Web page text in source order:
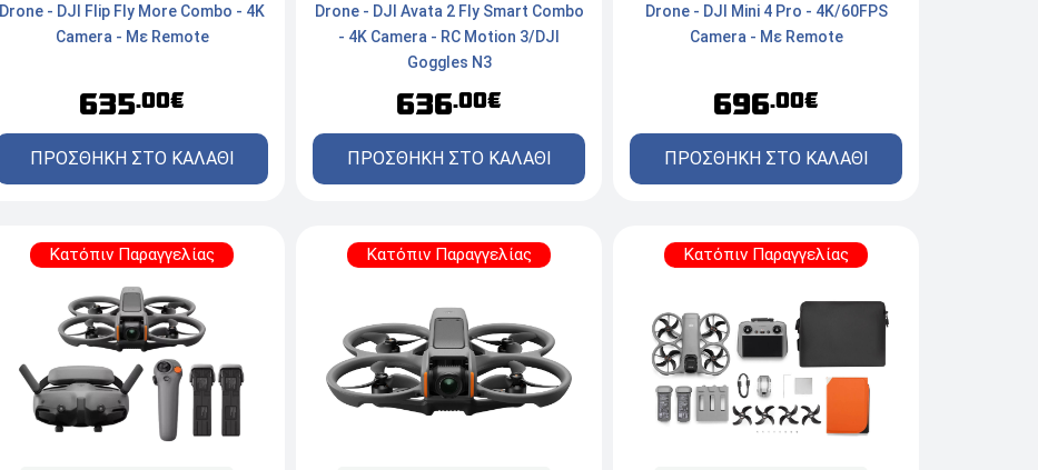
Drone - DJI Flip Fly More Combo - 4K
Camera - Με Remote
635.00€
ΠΡΟΣΘΗΚΗ ΣΤΟ ΚΑΛΑΘΙ
Drone - DJI Avata 2 Fly Smart Combo
- 4K Camera - RC Motion 3/DJI
Goggles N3
636.00€
ΠΡΟΣΘΗΚΗ ΣΤΟ ΚΑΛΑΘΙ
Drone - DJI Mini 4 Pro - 4K/60FPS
Camera - Με Remote
696.00€
ΠΡΟΣΘΗΚΗ ΣΤΟ ΚΑΛΑΘΙ
Κατόπιν Παραγγελίας Κατόπιν Παραγγελίας Κατόπιν Παραγγελίας